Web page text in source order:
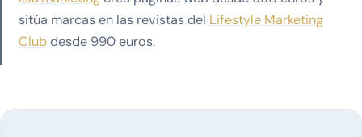
sitúa marcas en las revistas del Lifestyle Marketing
Clubdesde 990 euros.